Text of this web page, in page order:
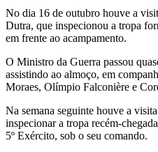
No dia 16 de outubro houve a
Dutra, que inspecionou a tropa
em frente ao acampamento.
O Ministro da Guerra passou
assistindo ao almoço, em
Moraes, Olímpio Falconière e
Na semana seguinte houve a
inspecionar a tropa recém-
5º Exército, sob o seu comando.